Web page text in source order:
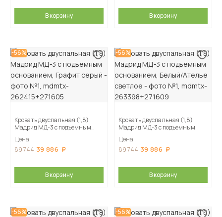
В корзину В корзину
-56%
Кровать двуспальная (1,8)
Мадрид МД-3 с подъемным
Цена
89 744 39 886
В корзину
-56%
Кровать двуспальная (1,8)
Мадрид МД-3 с подъемным
светлое
Цена
89 744 39 886
В корзину
-56% -56%